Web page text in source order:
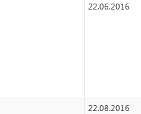
22.06.2016
22.08.2016